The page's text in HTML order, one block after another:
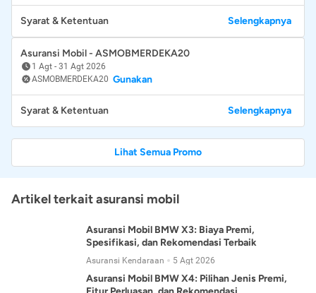
Syarat & Ketentuan Selengkapnya
Asuransi Mobil - ASMOBMERDEKA20
1 Agt - 31 Agt 2026
ASMOBMERDEKA20 Gunakan
Syarat & Ketentuan Selengkapnya
Lihat Semua Promo
Artikel terkait asuransi mobil
Asuransi Mobil BMW X3: Biaya Premi,
Spesifikasi, dan Rekomendasi Terbaik
Asuransi Kendaraan 5 Agt 2026
Asuransi Mobil BMW X4: Pilihan Jenis Premi,